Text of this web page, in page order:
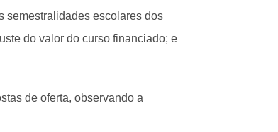
semestralidades escolares dos
do valor do curso financiado; e
de oferta, observando a